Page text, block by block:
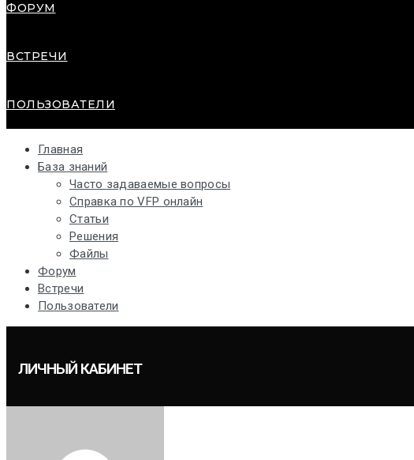
ФОРУМ
ВСТРЕЧИ
ПОЛЬЗОВАТЕЛИ
Главная
База знаний
Часто задаваемые вопросы
Справка по VFP онлайн
Статьи
Решения
Файлы
Форум
Встречи
Пользователи
ЛИЧНЫЙ КАБИНЕТ